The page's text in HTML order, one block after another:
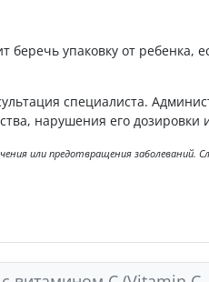
упаковку от ребенка,
специалиста.
нарушения его дозировки
или предотвращения заболеваний.